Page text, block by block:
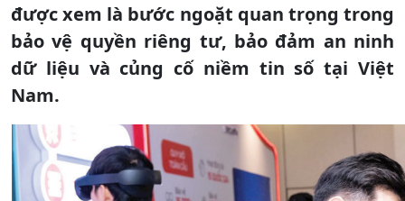
được xem là bước ngoặt quan trọng trong
bảo vệ quyền riêng tư, bảo đảm an ninh
dữ liệu và củng cố niềm tin số tại Việt
Nam.